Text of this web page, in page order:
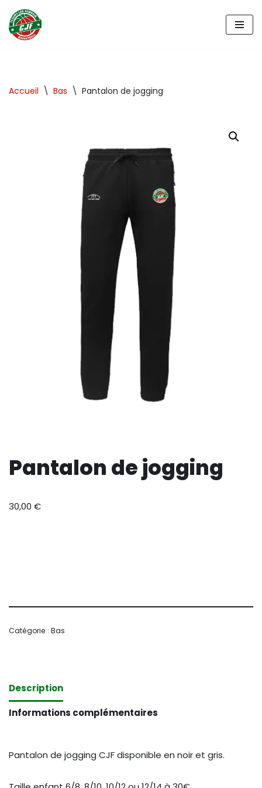
Aller
Accueil \ Bas \ Pantalon de jogging
Pantalon de jogging
30,00 €
Catégorie : Bas
Description
Informations complémentaires
Pantalon de jogging CJF disponible en noir et gris.